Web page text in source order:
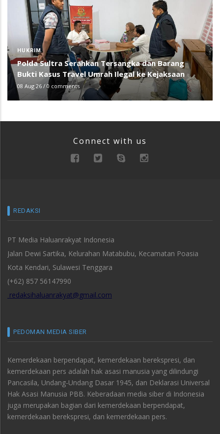
HUKRIM
Polda Sultra Serahkan Tersangka dan Barang
Bukti Kasus Travel Umrah Ilegal ke Kejaksaan
08 Aug 26 / 0 comments
Connect with us
REDAKSI
PT Media Haluanrakyat Indonesia
Jalan Dewi Sartika, Kelurahan Matabubu, Kecamatan Poasia
Kota Kendari, Sulawesi Tenggara
(+62) 857 56147990
redaksihaluanrakyat@gmail.com
PEDOMAN MEDIA SIBER
Kemerdekaan berpendapat, kemerdekaan berekspresi, dan
kemerdekaan pers adalah hak asasi manusia yang dilindungi
Pancasila, Undang-Undang Dasar 1945, dan Deklarasi Universal
Hak Asasi Manusia PBB. Keberadaan media siber di Indonesia
juga merupakan bagian dari kemerdekaan berpendapat,
kemerdekaan berekspresi, dan kemerdekaan pers.